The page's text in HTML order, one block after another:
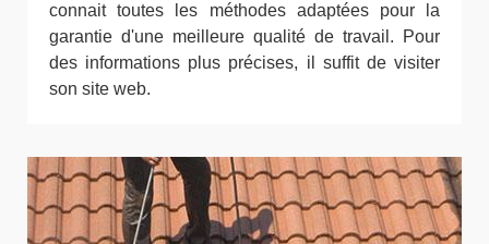
connait toutes les méthodes adaptées pour la
garantie d'une meilleure qualité de travail. Pour
des informations plus précises, il suffit de visiter
son site web.